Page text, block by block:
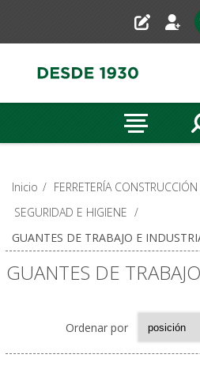
Inicio / FERRETERÍA
SEGURIDAD E HIGIENE /
GUANTES DE TRABAJO E
GUANTES DE
Ordenar por